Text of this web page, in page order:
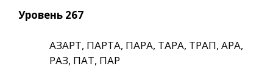
Уровень 267
АЗАРТ, ПАРТА, ПАРА, ТАРА, ТРАП, АРА,
РАЗ, ПАТ, ПАР